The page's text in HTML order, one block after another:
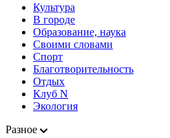
Культура
В городе
Образование, наука
Своими словами
Спорт
Благотворительность
Отдых
Клуб N
Экология
Разное